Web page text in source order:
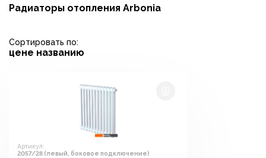
Радиаторы отопления Arbonia
Сортировать по:
цене названию
Артикул:
2057/28 (левый, боковое подключение)